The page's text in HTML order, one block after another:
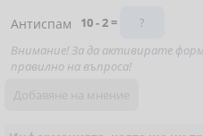
Антиспам
10 - 2 =
Внимание! За да активирате
правилно на въпроса!